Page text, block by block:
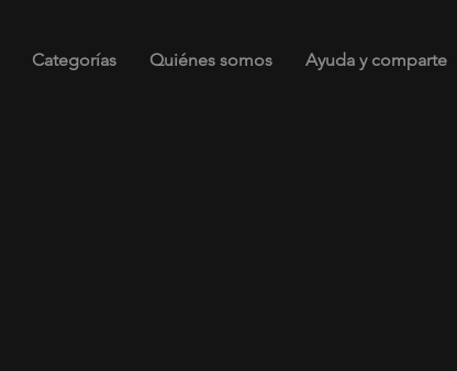
Categorías Quiénes somos Ayuda y comparte